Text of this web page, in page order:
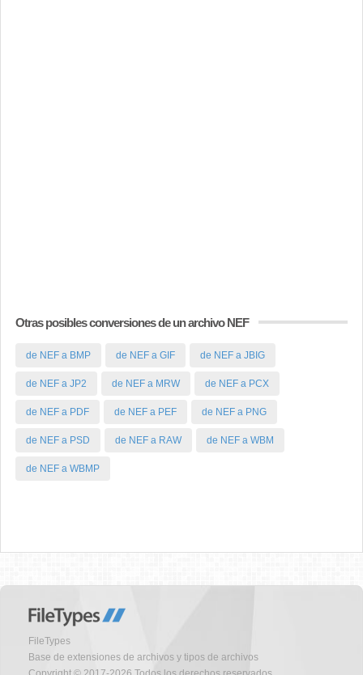
Otras posibles conversiones de un archivo NEF
de NEF a BMP de NEF a GIF de NEF a JBIG
de NEF a JP2 de NEF a MRW de NEF a PCX
de NEF a PDF de NEF a PEF de NEF a PNG
de NEF a PSD de NEF a RAW de NEF a WBM
de NEF a WBMP
FileTypes
Base de extensiones de archivos y tipos de archivos